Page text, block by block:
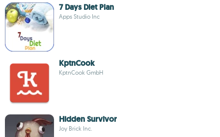
7 Days Diet Plan
Apps Studio Inc
KptnCook
KptnCook GmbH
Hidden Survivor
Joy Brick Inc.